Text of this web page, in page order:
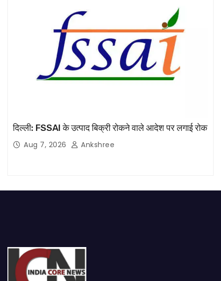
दिल्ली: FSSAI के उत्पाद बिक्री रोकने वाले आदेश पर लगाई रोक
Aug 7, 2026 Ankshree